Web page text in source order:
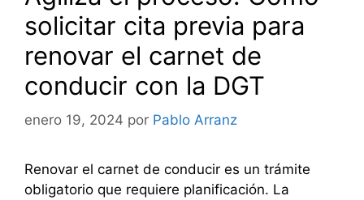
solicitar cita previa para
renovar el carnet de
conducir con la DGT
enero 19, 2024 por Pablo Arranz
Renovar el carnet de conducir es un trámite
obligatorio que requiere planificación. La